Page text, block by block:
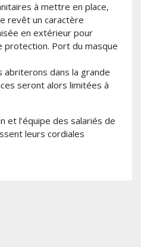
à mettre en place,
revêt un caractère
en extérieur pour
Port du masque
abriterons dans la grande
seront alors limitées à
et l’équipe des salariés de
leurs cordiales